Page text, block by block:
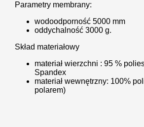
Parametry membrany:
wodoodporność 5000 mm
oddychalność 3000 g.
Skład materiałowy
materiał wierzchni : 95 %
Spandex
materiał wewnętrzny: 100%
polarem)